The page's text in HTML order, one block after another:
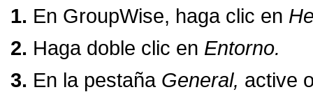
En GroupWise, haga clic en
Haga doble clic en Entorno.
En la pestaña General, active